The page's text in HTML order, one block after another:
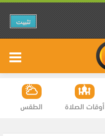
تثبيت
الطقس أوقات الصلاة